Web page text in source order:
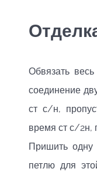
Обвязать
соединение
ст с/н,
время ст с/2н,
Пришить одну
петлю для